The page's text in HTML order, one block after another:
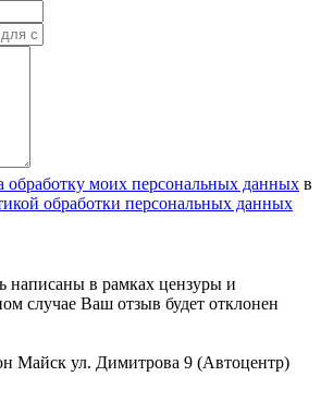
обработку моих персональных данных в
обработки персональных данных
в рамках цензуры и
случае Ваш отзыв будет отклонен
Майск ул. Димитрова 9 (Автоцентр)